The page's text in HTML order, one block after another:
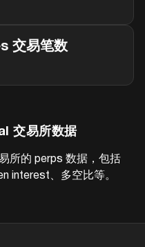
交易笔数
交易所数据
所的 perps 数据，包括
interest、多空比等。